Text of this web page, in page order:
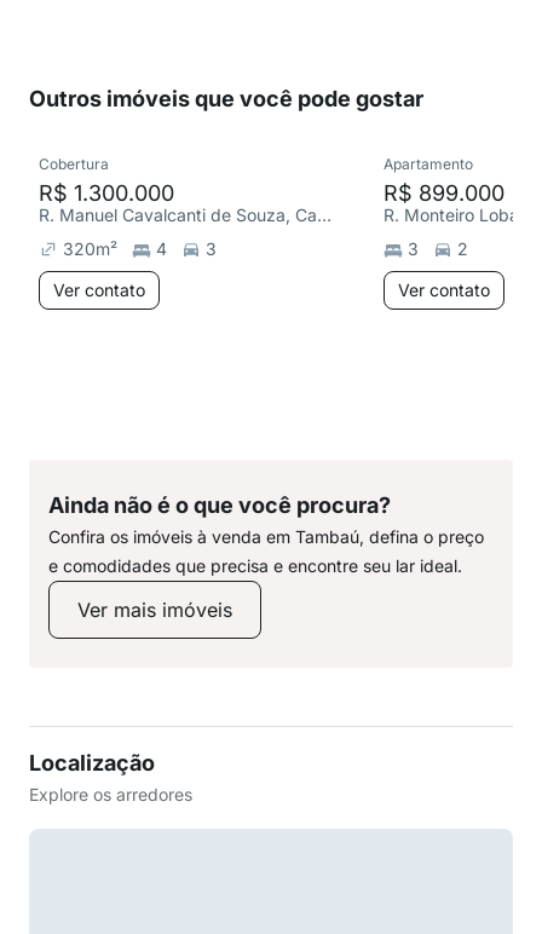
Outros imóveis que você pode gostar
Cobertura
R$ 1.300.000
R. Manuel Cavalcanti de Souza, Cabo Branco
320m² 4
3
Ver contato
Apartamento
R$ 899.000
R. Monteiro
3
2
Ver contato
Ainda não é o que você procura?
Confira os imóveis à venda em Tambaú, defina o preço
e comodidades que precisa e encontre seu lar ideal.
Ver mais imóveis
Localização
Explore os arredores